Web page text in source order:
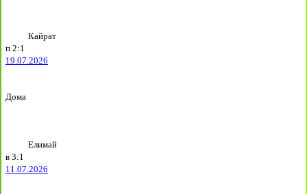
Кайрат
п 2:1
19.07.2026
Дома
Елимай
в 3:1
11.07.2026